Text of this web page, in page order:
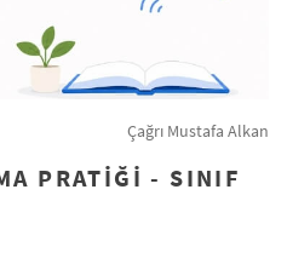
Çağrı Mustafa Alkan
PRATIĞI - SINIF